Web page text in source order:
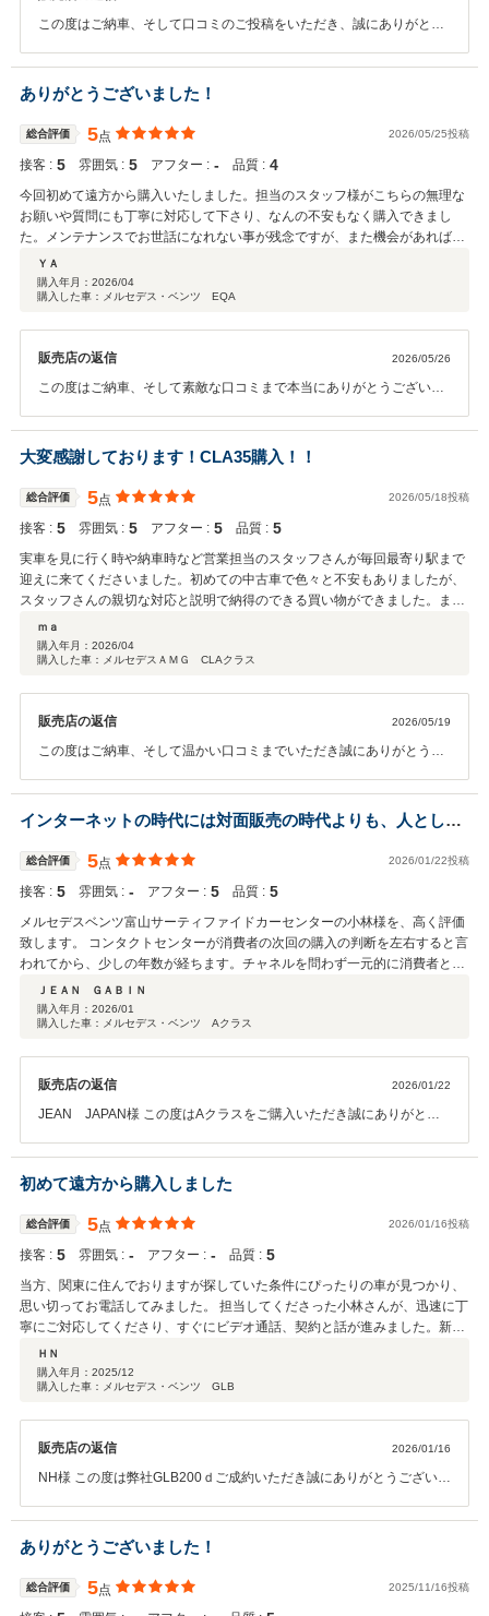
この度はご納車、そして口コミのご投稿をいただき、誠にありがとう
と、心より感謝申し上げます。 温かいお言葉をいただき、大変嬉しく
思っております。 これからのお車とのカーライフが素晴らしいものに
なりますよう、引き続きしっかりサポートさせていただきます。 お車
のことで気になることなどございましたら、いつでもお気軽にご相談
ください。 改めまして、この度は誠にありがとうございました。 今後
とも末永くよろしくお願いいたします。
ありがとうございました！
総合評価 5点 2026/05/25投稿
接客 : 5 雰囲気 : 5 アフター : ‐ 品質 : 4
今回初めて遠方から購入いたしました。担当のスタッフ様がこちらの無理な
お願いや質問にも丁寧に対応して下さり、なんの不安もなく購入できまし
た。メンテナンスでお世話になれない事が残念ですが、また機会があれば是
非お願いしたいと思っております。
ＹＡ
購入年月： 2026/04
購入した車：メルセデス・ベンツ EQA
販売店の返信 2026/05/26
この度はご納車、そして素敵な口コミまで本当にありがとうございま
いさせていただければと思っております。 お車のことで何か気になる
ことやご相談などございましたら、いつでもお気軽にご連絡くださ
内させていただきます。 今後とも末永くよろしくお願いいたします。
大変感謝しております！CLA35購入！！
総合評価 5点 2026/05/18投稿
接客 : 5 雰囲気 : 5 アフター : 5 品質 : 5
実車を見に行く時や納車時など営業担当のスタッフさんが毎回最寄り駅まで
迎えに来てくださいました。初めての中古車で色々と不安もありましたが、
スタッフさんの親切な対応と説明で納得のできる買い物ができました。ま
た、当方大阪在住のため車検などのメンテナンスに関して、必要であれば自
宅近くのメルセデスにも申し送りしていただくこともできるとの事でした。
この度はありがとうございました。今後ともよろしくお願い申し上げます！
ｍａ
購入年月： 2026/04
購入した車：メルセデスＡＭＧ CLAクラス
販売店の返信 2026/05/19
この度はご納車、そして温かい口コミまでいただき誠にありがとうご
を通じて、これから素敵なカーライフをお過ごしいただけましたら幸
いです。 今後もご不明点やお困りごとなどございましたら、いつでも
お気軽にご連絡くださいませ。 引き続き、末永いお付き合いのほどよ
ろしくお願いいたします。
インターネットの時代には対面販売の時代よりも、人として
総合評価 5点 2026/01/22投稿
接客 : 5 雰囲気 : ‐ アフター : 5 品質 : 5
メルセデスベンツ富山サーティファイドカーセンターの小林様を、高く評価
致します。 コンタクトセンターが消費者の次回の購入の判断を左右すると言
われてから、少しの年数が経ちます。チャネルを問わず一元的に消費者との
対応を行いますので、インターネットが普及した今、コンタクトセンターを
重視するか否かで、企業の利益も変化します。 対面方式の販売、あるいは、
遠方にお住まいのかたが店舗で実際に車を見て判断する構図だけでは、イン
ットが普及している環境のなかでは、コンタクトセンターを兼ねていると言
えるかもしれません。 このようななかで、メルセデス・ベンツ富山サーティ
そのように思いました。 その後、納車に至るまでの過程も、そして納車後
も、素晴らしいと思います。インターネットの時代は、対面だけの時代より
も、人としての本質勝負が一層明瞭になります。
ＪＥＡＮ ＧＡＢＩＮ
購入年月： 2026/01
購入した車：メルセデス・ベンツ Aクラス
販売店の返信 2026/01/22
JEAN JAPAN様 この度はAクラスをご購入いただき誠にありがとう
ったです。 また私を高く評価していただき総合評価も5点いただき感
謝いたします。 遠方地になりお車の状態等気にされると思いますが少
しでも安心してご購入いただける様に全力で努めております。 何かご
不明な点がございましたら何なりとお申し付けください。 すぐにご連
絡させていただければと思います。 「人としての本質勝負」この言葉
を胸に一生懸命頑張って参ります。 引き続きよろしくお願いいたしま
す。
初めて遠方から購入しました
総合評価 5点 2026/01/16投稿
接客 : 5 雰囲気 : ‐ アフター : ‐ 品質 : 5
当方、関東に住んでおりますが探していた条件にぴったりの車が見つかり、
思い切ってお電話してみました。 担当してくださった小林さんが、迅速に丁
寧にご対応してくださり、すぐにビデオ通話、契約と話が進みました。新古
車だったので心配はしておりませんでしたが、完全な新車同様で届いて大変
満足しております。納車日についても、こちらの要望を聞いてくださりあり
がとうございました。 夫も大変満足しております。 初めての実車を見ない
しくお願いいたします。
ＨＮ
購入年月： 2025/12
購入した車：メルセデス・ベンツ GLB
販売店の返信 2026/01/16
NH様 この度は弊社GLB200ｄご成約いただき誠にありがとうございま
のオンラインでのご購入ということでご不安もあったかと思いますが
ビデオ通話をすることでご納得いただくことができて良かったです。
年明けにご納車ということで少々お待ちいただきましたがご指定のご
納車日に間に合ってよかったです。 遠方にになりますが今後のメンテ
ナンスの際はご連絡させていただければと思います。 今後ともよろし
ありがとうございました！
総合評価 5点 2025/11/16投稿